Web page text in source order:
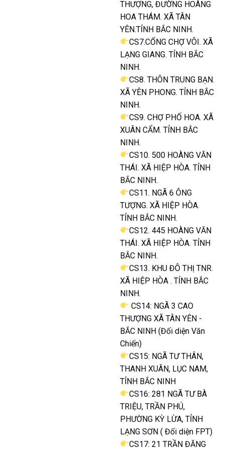
THƯỢNG, ĐƯỜNG HOÀNG
HOA THÁM. XÃ TÂN
YÊN.TỈNH BẮC NINH.
CS7.CỔNG CHỢ VÔI. XÃ
LẠNG GIANG. TỈNH BẮC
NINH.
CS8. THÔN TRUNG BẠN.
XÃ YÊN PHONG. TỈNH BẮC
NINH.
CS9. CHỢ PHỐ HOA. XÃ
XUÂN CẨM. TỈNH BẮC
NINH.
CS10. 500 HOÀNG VĂN
THÁI. XÃ HIỆP HÒA. TỈNH
BẮC NINH.
CS11. NGÃ 6 ÔNG
TƯỢNG. XÃ HIỆP HÒA.
TỈNH BẮC NINH.
CS12. 445 HOÀNG VĂN
THÁI. XÃ HIỆP HÒA. TỈNH
BẮC NINH.
CS13. KHU ĐÔ THỊ TNR.
XÃ HIỆP HÒA . TỈNH BẮC
NINH.
CS14: NGÃ 3 CAO
THƯỢNG XÃ TÂN YÊN -
BẮC NINH (Đối diện Văn
Chiến)
CS15: NGÃ TƯ THÂN,
THANH XUÂN, LỤC NAM,
TỈNH BẮC NINH
CS16: 281 NGÃ TƯ BÀ
TRIỆU, TRẦN PHÚ,
PHƯỜNG KỲ LỪA, TỈNH
LẠNG SƠN ( Đối diện FPT)
CS17: 21 TRẦN ĐĂNG